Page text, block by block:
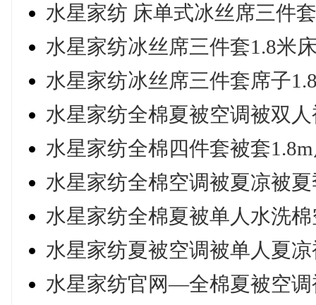
水星家纺 床单式冰丝席三件
水星家纺冰丝席三件套1.8米
水星家纺冰丝席三件套席子
水星家纺全棉夏被空调被双
水星家纺全棉四件套被套
水星家纺全棉空调被夏凉被
水星家纺全棉夏被单人水洗
水星家纺夏被空调被单人夏
水星家纺官网—全棉夏被空